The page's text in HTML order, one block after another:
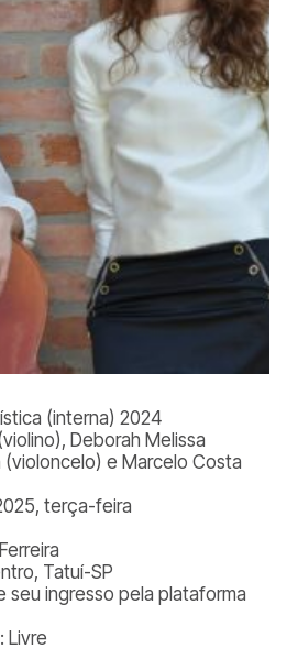
(interna) 2024
Deborah Melissa
(violoncelo) e Marcelo Costa
terça-feira
Tatuí-SP
seu ingresso pela plataforma
Livre